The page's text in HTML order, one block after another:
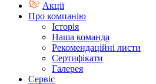
Акції
Про компанію
Історія
Наша команда
Рекомендаційні листи
Сертифікати
Галерея
Сервіс